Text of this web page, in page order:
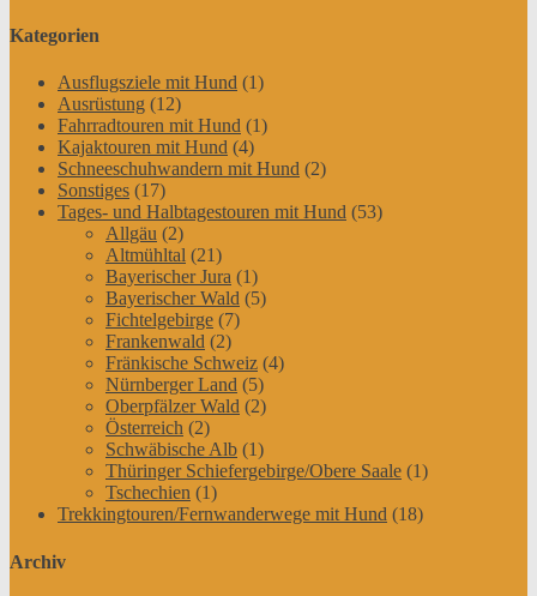
Kategorien
Ausflugsziele mit Hund (1)
Ausrüstung (12)
Fahrradtouren mit Hund (1)
Kajaktouren mit Hund (4)
Schneeschuhwandern mit Hund (2)
Sonstiges (17)
Tages- und Halbtagestouren mit Hund (53)
Allgäu (2)
Altmühltal (21)
Bayerischer Jura (1)
Bayerischer Wald (5)
Fichtelgebirge (7)
Frankenwald (2)
Fränkische Schweiz (4)
Nürnberger Land (5)
Oberpfälzer Wald (2)
Österreich (2)
Schwäbische Alb (1)
Thüringer Schiefergebirge/Obere Saale (1)
Tschechien (1)
Trekkingtouren/Fernwanderwege mit Hund (18)
Archiv